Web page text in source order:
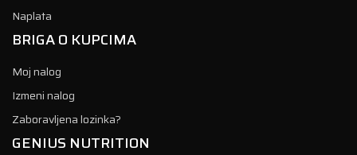
Naplata
BRIGA O KUPCIMA
Moj nalog
Izmeni nalog
Zaboravljena lozinka?
GENIUS NUTRITION